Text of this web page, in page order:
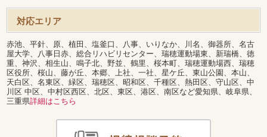
対応エリア
赤池、平針、原、植田、塩釜口、八事、いりなか、川名、御器所、名古
屋大学、八事日赤、総合リハビリセンター、瑞穂運動場東、新瑞橋、徳
重、神沢、相生山、鳴子北、野並、鶴里、桜本町、瑞穂運動場西、瑞穂
区役所、桜山、藤が丘、本郷、上社、一社、星ケ丘、東山公園、本山、
天白区、名東区、緑区、瑞穂区、昭和区、千種区、熱田区、守山区、中
川区 中区、中村区西区、北区、東区、港区、南区など愛知県、岐阜県、
三重県詳細はこちら